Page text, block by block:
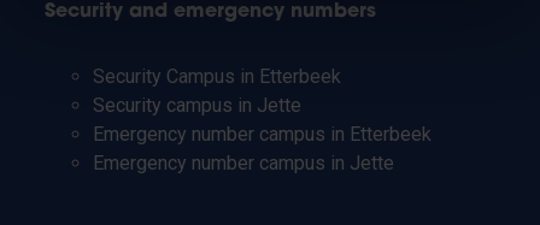
Security and emergency numbers
Security Campus in Etterbeek
Security campus in Jette
Emergency number campus in Etterbeek
Emergency number campus in Jette